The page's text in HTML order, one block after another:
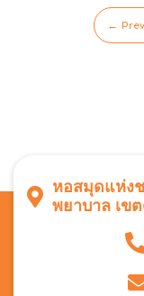
←
หอสมุดแห่ง
พยาบาล เข